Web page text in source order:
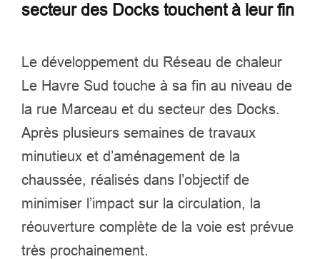
secteur des Docks touchent à leur fin
Le développement du Réseau de chaleur
Le Havre Sud touche à sa fin au niveau de
la rue Marceau et du secteur des Docks.
Après plusieurs semaines de travaux
minutieux et d’aménagement de la
chaussée, réalisés dans l’objectif de
minimiser l’impact sur la circulation, la
réouverture complète de la voie est prévue
très prochainement.